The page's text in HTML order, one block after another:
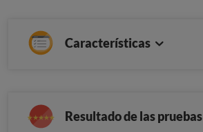
Características
Resultado de las pruebas